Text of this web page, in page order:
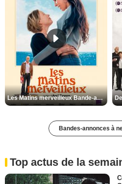
Les Matins merveilleux Bande-annonce VF
Bandes-annonces à
Top actus de la